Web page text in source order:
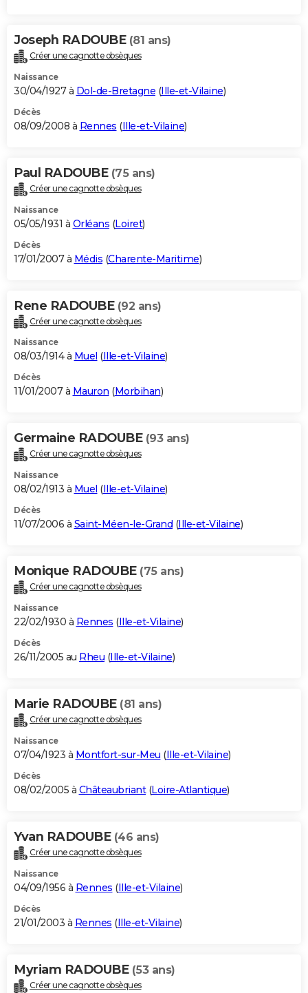
Joseph RADOUBE (81 ans)
Créer une cagnotte obsèques
Naissance
30/04/1927 à Dol-de-Bretagne (Ille-et-Vilaine)
Décès
08/09/2008 à Rennes (Ille-et-Vilaine)
Paul RADOUBE (75 ans)
Créer une cagnotte obsèques
Naissance
05/05/1931 à Orléans (Loiret)
Décès
17/01/2007 à Médis (Charente-Maritime)
Rene RADOUBE (92 ans)
Créer une cagnotte obsèques
Naissance
08/03/1914 à Muel (Ille-et-Vilaine)
Décès
11/01/2007 à Mauron (Morbihan)
Germaine RADOUBE (93 ans)
Créer une cagnotte obsèques
Naissance
08/02/1913 à Muel (Ille-et-Vilaine)
Décès
11/07/2006 à Saint-Méen-le-Grand (Ille-et-Vilaine)
Monique RADOUBE (75 ans)
Créer une cagnotte obsèques
Naissance
22/02/1930 à Rennes (Ille-et-Vilaine)
Décès
26/11/2005 au Rheu (Ille-et-Vilaine)
Marie RADOUBE (81 ans)
Créer une cagnotte obsèques
Naissance
07/04/1923 à Montfort-sur-Meu (Ille-et-Vilaine)
Décès
08/02/2005 à Châteaubriant(Loire-Atlantique)
Yvan RADOUBE (46 ans)
Créer une cagnotte obsèques
Naissance
04/09/1956 à Rennes (Ille-et-Vilaine)
Décès
21/01/2003 à Rennes (Ille-et-Vilaine)
Myriam RADOUBE (53 ans)
Créer une cagnotte obsèques